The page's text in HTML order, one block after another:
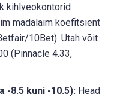
kihlveokontorid
madalaim koefitsient
10Bet). Utah võit
(Pinnacle 4.33,
-8.5 kuni -10.5): Head